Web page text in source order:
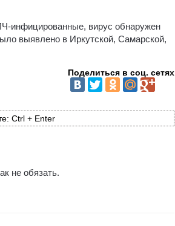
инфицированные, вирус обнаружен
выявлено в Иркутской, Самарской,
Поделиться в соц. сетях
Ctrl + Enter
не обязать.